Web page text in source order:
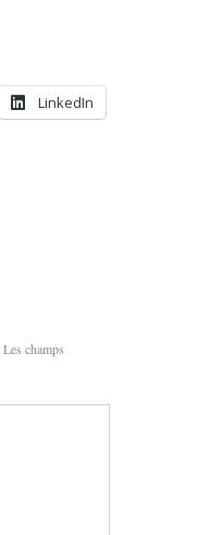
LinkedIn
Les champs